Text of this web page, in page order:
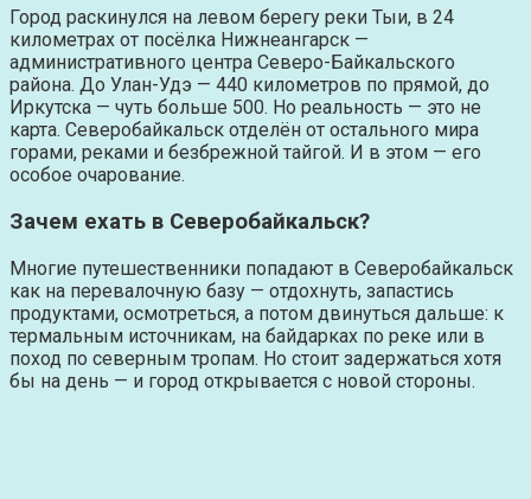
Город раскинулся на левом берегу реки Тыи, в 24
километрах от посёлка Нижнеангарск —
административного центра Северо-Байкальского
района. До Улан-Удэ — 440 километров по прямой, до
Иркутска — чуть больше 500. Но реальность — это не
карта. Северобайкальск отделён от остального мира
горами, реками и безбрежной тайгой. И в этом — его
особое очарование.
Зачем ехать в Северобайкальск?
Многие путешественники попадают в Северобайкальск
как на перевалочную базу — отдохнуть, запастись
продуктами, осмотреться, а потом двинуться дальше: к
термальным источникам, на байдарках по реке или в
поход по северным тропам. Но стоит задержаться хотя
бы на день — и город открывается с новой стороны.